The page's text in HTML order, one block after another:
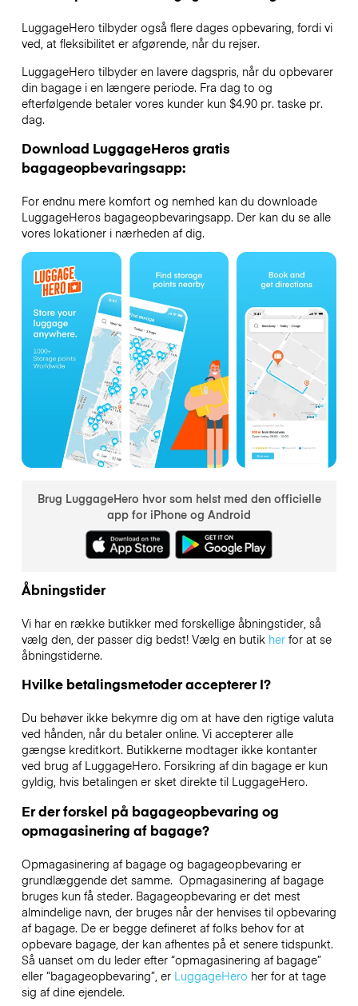
LuggageHero tilbyder også flere dages opbevaring, fordi vi
ved, at fleksibilitet er afgørende, når du rejser.
LuggageHero tilbyder en lavere dagspris, når du opbevarer
din bagage i en længere periode. Fra dag to og
efterfølgende betaler vores kunder kun $4.90 pr. taske pr.
dag.
Download LuggageHeros gratis
bagageopbevaringsapp:
For endnu mere komfort og nemhed kan du downloade
LuggageHeros bagageopbevaringsapp. Der kan du se alle
vores lokationer i nærheden af dig.
Brug LuggageHero hvor som helst med den officielle
app for iPhone og Android
Åbningstider
Vi har en række butikker med forskellige åbningstider, så
vælg den, der passer dig bedst! Vælg en butik herfor at se
åbningstiderne.
Hvilke betalingsmetoder accepterer I?
Du behøver ikke bekymre dig om at have den rigtige valuta
ved hånden, når du betaler online. Vi accepterer alle
gængse kreditkort. Butikkerne modtager ikke kontanter
ved brug af LuggageHero. Forsikring af din bagage er kun
gyldig, hvis betalingen er sket direkte til LuggageHero.
Er der forskel på bagageopbevaring og
opmagasinering af bagage?
Opmagasinering af bagage og bagageopbevaring er
grundlæggende det samme. Opmagasinering af bagage
bruges kun få steder. Bagageopbevaring er det mest
almindelige navn, der bruges når der henvises til opbevaring
af bagage. De er begge defineret af folks behov for at
opbevare bagage, der kan afhentes på et senere tidspunkt.
Så uanset om du leder efter “opmagasinering af bagage”
eller “bagageopbevaring”, erLuggageHero her for at tage
sig af dine ejendele.